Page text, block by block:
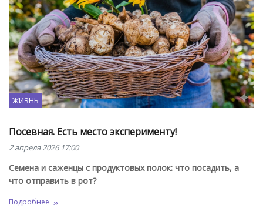
ЖИЗНЬ
Посевная. Есть место эксперименту!
2 апреля 2026 17:00
Семена и саженцы с продуктовых полок: что посадить, а
что отправить в рот?
Подробнее